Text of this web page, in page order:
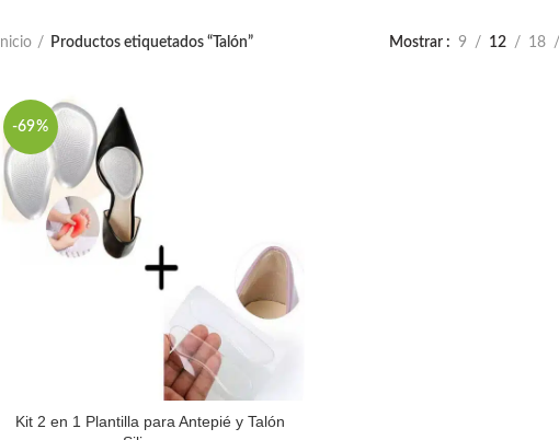
Inicio Productos etiquetados “Talón” Mostrar 9 12 18
-69%
Kit 2 en 1 Plantilla para Antepié y Talón